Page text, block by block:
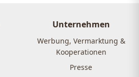
Unternehmen
Werbung, Vermarktung &
Kooperationen
Presse